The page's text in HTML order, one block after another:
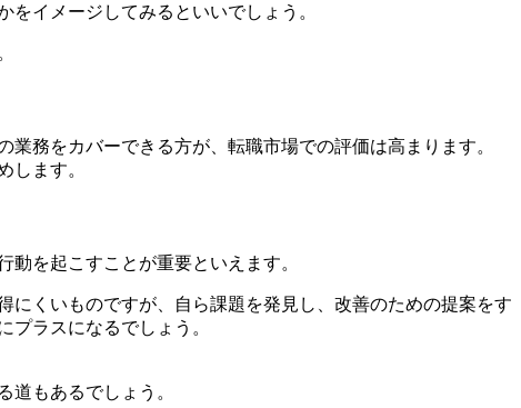
イメージしてみるといいでしょう。
務をカバーできる方が、転職市場での評価は高まります。
します。
を起こすことが重要といえます。
くいものですが、自ら課題を発見し、改善のための提案をす
ラスになるでしょう。
もあるでしょう。